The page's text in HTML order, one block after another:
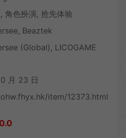
角色扮演, 抢先体验
Beaztek
(Global), LICOGAME
月 23 日
item/12373.html